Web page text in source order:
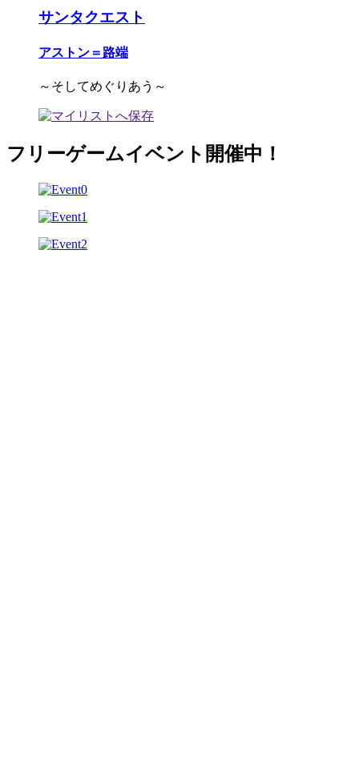
サンタクエスト
アストン＝路端
～そしてめぐりあう～
フリーゲームイベント開催中！